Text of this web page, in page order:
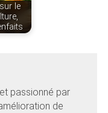
le
passionné par
de